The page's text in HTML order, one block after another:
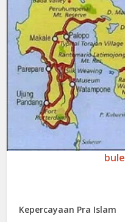
Kepercayaan Pra Islam